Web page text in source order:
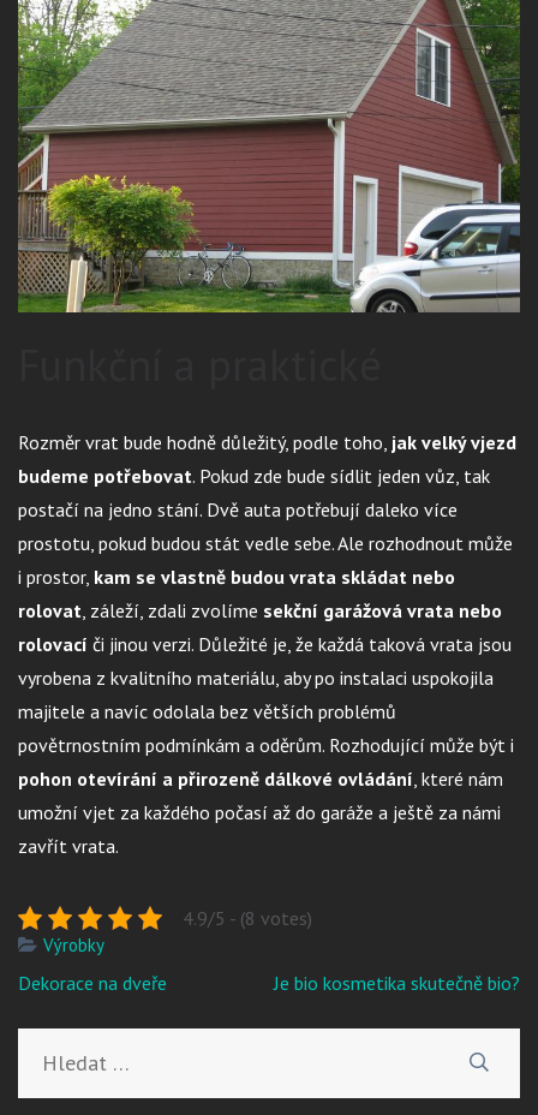
Rozměr vrat bude hodně důležitý, podle toho, jak velký vjezd
budeme potřebovat. Pokud zde bude sídlit jeden vůz, tak
postačí na jedno stání. Dvě auta potřebují daleko více
prostotu, pokud budou stát vedle sebe. Ale rozhodnout může
i prostor, kam se vlastně budou vrata skládat nebo
rolovat , záleží, zdali zvolíme sekční garážová vrata nebo
rolovací či jinou verzi. Důležité je, že každá taková vrata jsou
vyrobena z kvalitního materiálu, aby po instalaci uspokojila
majitele a navíc odolala bez větších problémů
povětrnostním podmínkám a oděrům. Rozhodující může být i
pohon otevírání a přirozeně dálkové ovládání , které nám
umožní vjet za každého počasí až do garáže a ještě za námi
zavřít vrata.
4.9/5 - (8 votes)
Výrobky
Navigace
příspěvek
Dekorace na dveře Je bio kosmetika skutečně bio?